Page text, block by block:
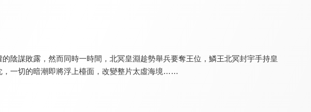
陰謀敗露，然而同時一時間，北冥皇淵趁勢舉兵要奪王位，鱗王北冥封宇手持皇
，一切的暗潮即將浮上檯面，改變整片太虛海境……